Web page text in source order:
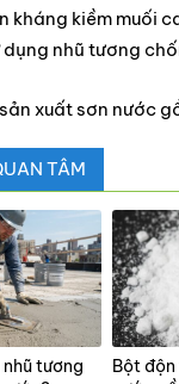
kháng kiềm muối
dụng nhũ tương
xuất sơn nước
TÂM
tương
Bột